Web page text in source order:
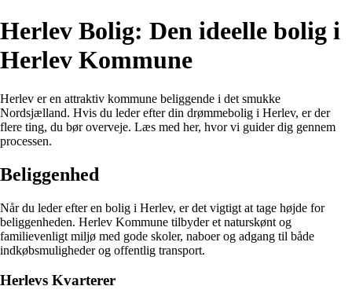
Herlev Bolig: Den ideelle bolig i
Herlev Kommune
Herlev er en attraktiv kommune beliggende i det smukke
Nordsjælland. Hvis du leder efter din drømmebolig i Herlev, er der
flere ting, du bør overveje. Læs med her, hvor vi guider dig gennem
processen.
Beliggenhed
Når du leder efter en bolig i Herlev, er det vigtigt at tage højde for
beliggenheden. Herlev Kommune tilbyder et naturskønt og
familievenligt miljø med gode skoler, naboer og adgang til både
indkøbsmuligheder og offentlig transport.
Herlevs Kvarterer